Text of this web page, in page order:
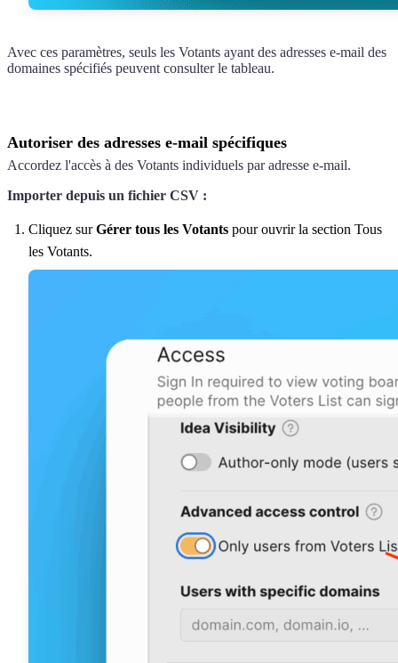
Avec ces paramètres, seuls les Votants ayant des adresses e-mail des
domaines spécifiés peuvent consulter le tableau.
Autoriser des adresses e-mail spécifiques
Accordez l'accès à des Votants individuels par adresse e-mail.
Importer depuis un fichier CSV :
Cliquez surGérer tous les Votants pour ouvrir la section Tous
les Votants.